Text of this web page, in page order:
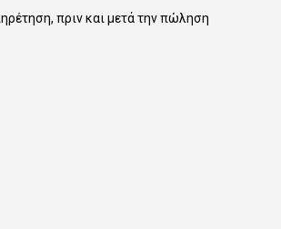
πριν και μετά την πώληση